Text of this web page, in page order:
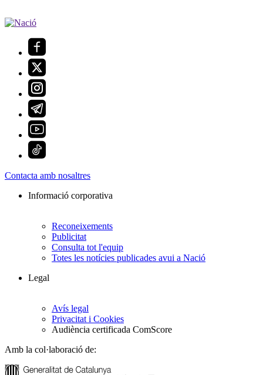
Contacta amb nosaltres
Informació corporativa
Reconeixements
Publicitat
Consulta tot l'equip
Totes les notícies publicades avui a Nació
Legal
Avís legal
Privacitat i Cookies
Audiència certificada ComScore
Amb la col·laboració de: